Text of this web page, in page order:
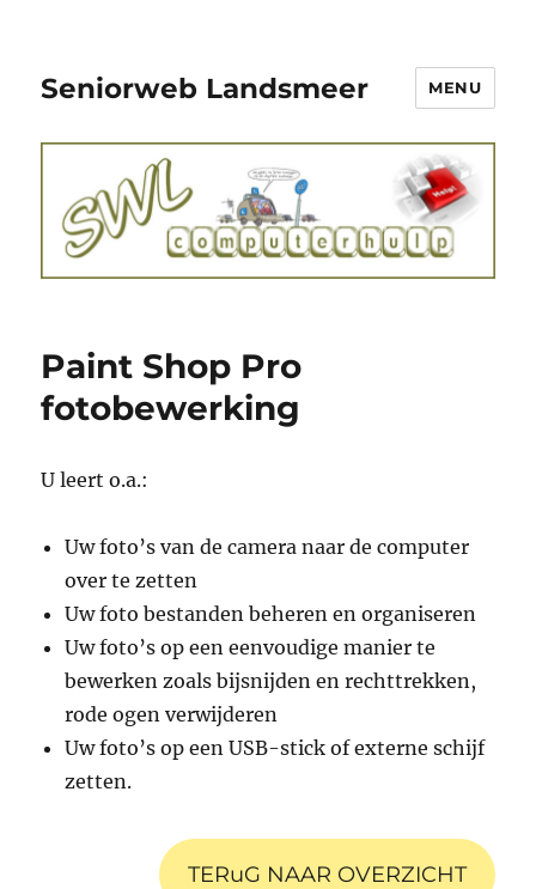
Seniorweb Landsmeer MENU
Paint Shop Pro
fotobewerking
U leert o.a.:
Uw foto’s van de camera naar de computer
over te zetten
Uw foto bestanden beheren en organiseren
Uw foto’s op een eenvoudige manier te
bewerken zoals bijsnijden en rechttrekken,
rode ogen verwijderen
Uw foto’s op een USB-stick of externe schijf
zetten.
TERuG NAAR OVERZICHT